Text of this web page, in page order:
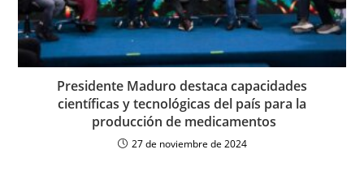
Presidente Maduro destaca capacidades
científicas y tecnológicas del país para la
producción de medicamentos
27 de noviembre de 2024